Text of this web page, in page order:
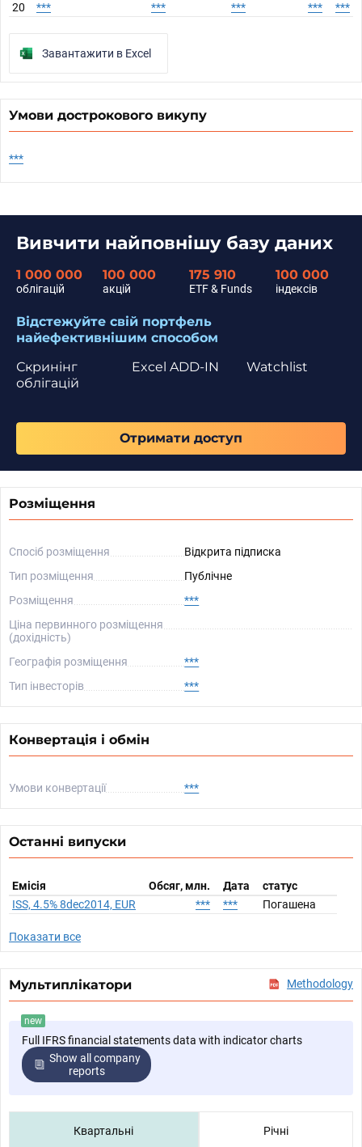
20
*** *** *** *** ***
Завантажити в Excel
Умови дострокового викупу
***
Вивчити найповнішу базу даних
1 000 000
облігацій
100 000
акцій
175 910
ETF & Funds
100 000
індексів
Відстежуйте свій портфель
найефективнішим способом
Скринінг
облігацій
Watchlist
Excel ADD-IN
Отримати доступ
Розміщення
Спосіб розміщення
Відкрита підписка
Тип розміщення
Публічне
Розміщення
***
Ціна первинного розміщення
(дохідність)
Географія розміщення
***
Тип інвесторів
***
Конвертація і обмін
Умови конвертації ***
Останні випуски
Емісія Обсяг, млн. Дата
статус
ISS, 4.5% 8dec2014, EUR
*** *** Погашена
Показати все
Мультиплікатори Methodology
new
Full IFRS financial statements data with indicator charts
Show all company
reports
Квартальні Річні